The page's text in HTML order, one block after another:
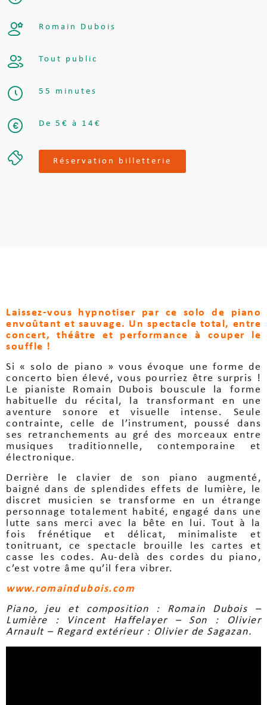
Laissez-vous hypnotiser par ce solo de piano
envoûtant et sauvage. Un spectacle total, entre
concert, théâtre et performance à couper le
souffle !
Si « solo de piano » vous évoque une forme de
concerto bien élevé, vous pourriez être surpris !
Le pianiste Romain Dubois bouscule la forme
habituelle du récital, la transformant en une
aventure sonore et visuelle intense. Seule
contrainte, celle de l’instrument, poussé dans
ses retranchements au gré des morceaux entre
musiques traditionnelle, contemporaine et
électronique.
Derrière le clavier de son piano augmenté,
baigné dans de splendides effets de lumière, le
discret musicien se transforme en un étrange
personnage totalement habité, engagé dans une
lutte sans merci avec la bête en lui. Tout à la
fois frénétique et délicat, minimaliste et
tonitruant, ce spectacle brouille les cartes et
casse les codes. Au-delà des cordes du piano,
c’est votre âme qu’il fera vibrer.
www.romaindubois.com
Piano, jeu et composition : Romain Dubois –
Lumière : Vincent Haffelayer – Son : Olivier
Arnault – Regard extérieur : Olivier de Sagazan.
Romain Dubois
Tout public
55 minutes
De 5€ à 14€
Réservation billetterie